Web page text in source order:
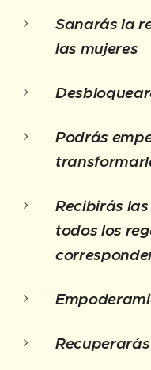
Sanarás la
las mujeres
Podrás
Recibirás
todos los